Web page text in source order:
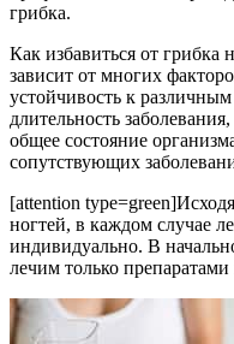
грибка.
Как избавиться от грибка
зависит от многих
устойчивость к
длительность
общее состояние
сопутствующих
[attention
ногтей, в каждом случае
индивидуально. В
лечим только